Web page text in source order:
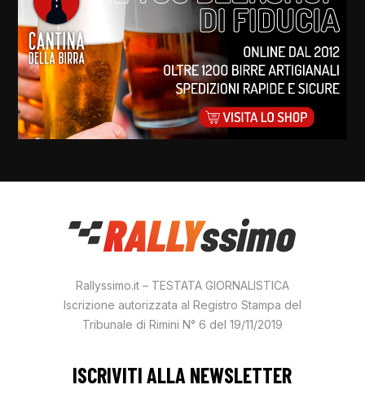
Rallyssimo.it – TESTATA GIORNALISTICA
Iscrizione autorizzata al Registro Stampa del
Tribunale di Rimini N° 6 del 19/11/2019
ISCRIVITI ALLA NEWSLETTER